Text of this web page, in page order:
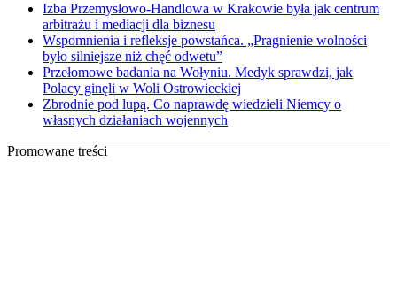
Izba Przemysłowo-Handlowa w Krakowie była jak centrum
arbitrażu i mediacji dla biznesu
Wspomnienia i refleksje powstańca. „Pragnienie wolności
było silniejsze niż chęć odwetu”
Przełomowe badania na Wołyniu. Medyk sprawdzi, jak
Polacy ginęli w Woli Ostrowieckiej
Zbrodnie pod lupą. Co naprawdę wiedzieli Niemcy o
własnych działaniach wojennych
Promowane treści